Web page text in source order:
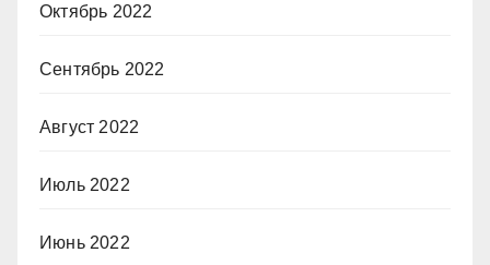
Октябрь 2022
Сентябрь 2022
Август 2022
Июль 2022
Июнь 2022